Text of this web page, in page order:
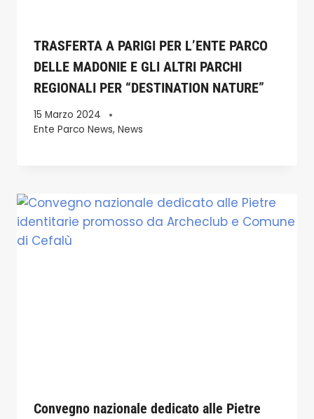
TRASFERTA A PARIGI PER L’ENTE PARCO
DELLE MADONIE E GLI ALTRI PARCHI
REGIONALI PER “DESTINATION NATURE”
15 Marzo 2024
Ente Parco News, News
Convegno nazionale dedicato alle Pietre